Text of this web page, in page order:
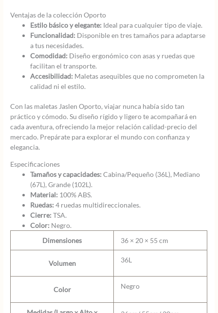
Ventajas de la colección Oporto
Estilo básico y elegante: Ideal para cualquier tipo de viaje.
Funcionalidad: Disponible en tres tamaños para adaptarse
a tus necesidades.
Comodidad: Diseño ergonómico con asas y ruedas que
facilitan el transporte.
Accesibilidad: Maletas asequibles que no comprometen la
calidad ni el estilo.
Con las maletas Jaslen Oporto, viajar nunca había sido tan
práctico y cómodo. Su diseño rígido y ligero te acompañará en
cada aventura, ofreciendo la mejor relación calidad-precio del
mercado. Prepárate para explorar el mundo con confianza y
elegancia.
Especificaciones
Tamaños y capacidades: Cabina/Pequeño (36L), Mediano
(67L), Grande (102L).
Material: 100% ABS.
Ruedas: 4 ruedas multidireccionales.
Cierre: TSA.
Color: Negro.
Dimensiones
36 × 20 × 55 cm
Volumen 36L
Color Negro